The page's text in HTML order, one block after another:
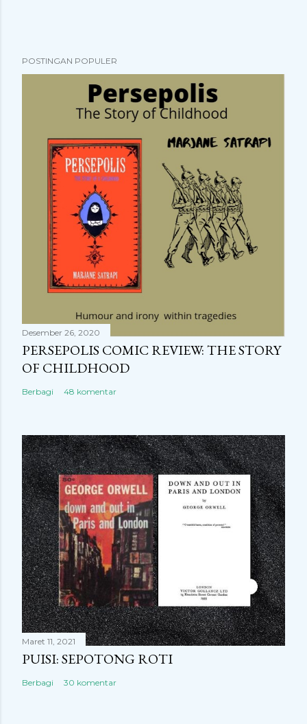
POSTINGAN POPULER
Desember 26, 2020
PERSEPOLIS COMIC REVIEW: THE STORY
OF CHILDHOOD
Berbagi 48 komentar
Maret 11, 2021
PUISI: SEPOTONG ROTI
Berbagi 30 komentar